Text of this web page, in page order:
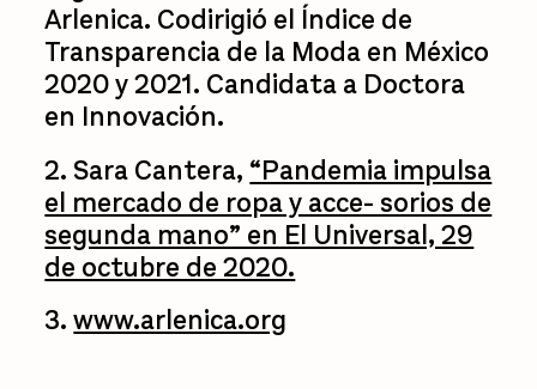
Arlenica. Codirigió el Índice de
Transparencia de la Moda en México
2020 y 2021. Candidata a Doctora
en Innovación.
2. Sara Cantera, “Pandemia impulsa
el mercado de ropa y acce- sorios de
segunda mano” en El Universal, 29
de octubre de 2020.
3.www.arlenica.org